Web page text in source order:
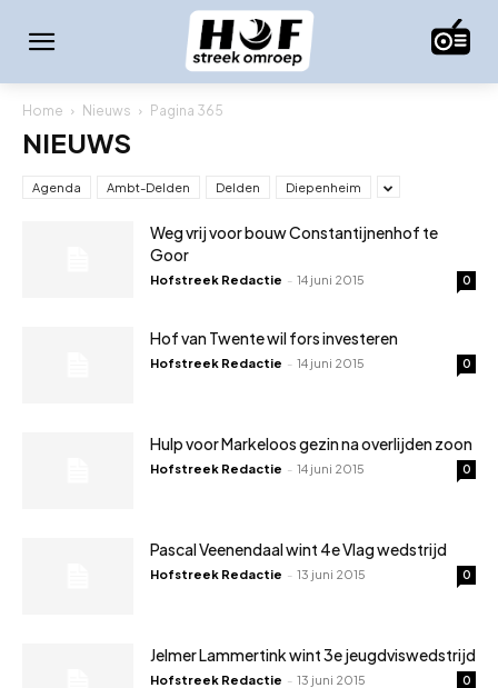
Home Nieuws Pagina 365
NIEUWS
Agenda Ambt-Delden Delden Diepenheim
Weg vrij voor bouw Constantijnenhof te
Goor
Hofstreek Redactie - 14 juni 2015 0
Hof van Twente wil fors investeren
Hofstreek Redactie - 14 juni 2015 0
Hulp voor Markeloos gezin na overlijden zoon
Hofstreek Redactie - 14 juni 2015 0
Pascal Veenendaal wint 4e Vlag wedstrijd
Hofstreek Redactie - 13 juni 2015 0
Jelmer Lammertink wint 3e jeugdviswedstrijd
Hofstreek Redactie - 13 juni 2015 0